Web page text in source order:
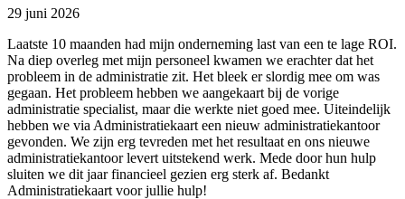
29 juni 2026
Laatste 10 maanden had mijn onderneming last van een te lage ROI.
Na diep overleg met mijn personeel kwamen we erachter dat het
probleem in de administratie zit. Het bleek er slordig mee om was
gegaan. Het probleem hebben we aangekaart bij de vorige
administratie specialist, maar die werkte niet goed mee. Uiteindelijk
hebben we via Administratiekaart een nieuw administratiekantoor
gevonden. We zijn erg tevreden met het resultaat en ons nieuwe
administratiekantoor levert uitstekend werk. Mede door hun hulp
sluiten we dit jaar financieel gezien erg sterk af. Bedankt
Administratiekaart voor jullie hulp!